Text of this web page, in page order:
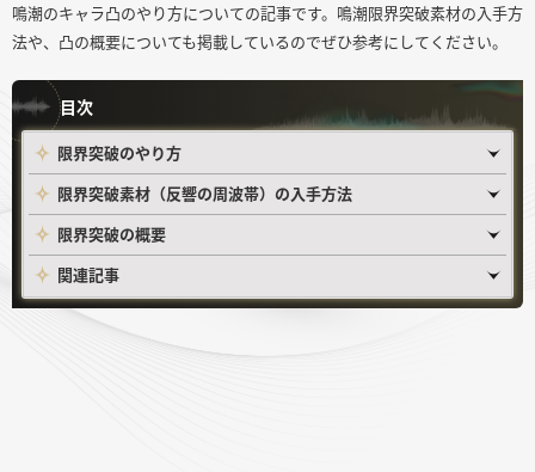
鳴潮のキャラ凸のやり方についての記事です。鳴潮限界突破素材の入手方
法や、凸の概要についても掲載しているのでぜひ参考にしてください。
目次
限界突破のやり方
限界突破素材（反響の周波帯）の入手方法
限界突破の概要
関連記事